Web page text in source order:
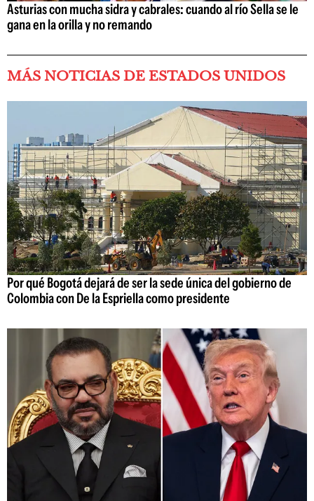
Asturias con mucha sidra y cabrales: cuando al río Sella se le
gana en la orilla y no remando
MÁS NOTICIAS DE ESTADOS UNIDOS
Por qué Bogotá dejará de ser la sede única del gobierno de
Colombia con De la Espriella como presidente